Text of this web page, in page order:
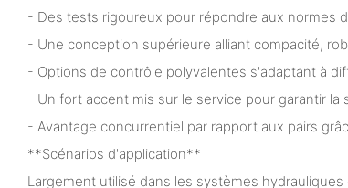
- Des tests rigoureux pour répondre aux normes
- Une conception supérieure alliant compacité,
- Options de contrôle polyvalentes s'adaptant à
- Un fort accent mis sur le service pour garantir
- Avantage concurrentiel par rapport aux pairs
**Scénarios d'application**
Largement utilisé dans les systèmes